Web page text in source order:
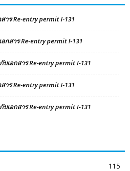
าร Re-entry permit I-131
กสาร Re-entry permit I-131
บเอกสาร Re-entry permit I-131
าร Re-entry permit I-131
บเอกสาร Re-entry permit I-131
115